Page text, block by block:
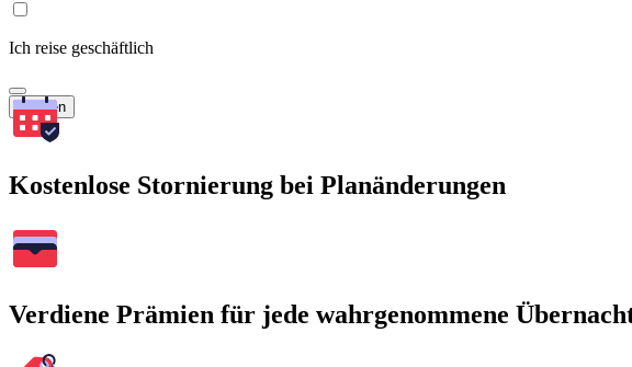
Ich reise geschäftlich
Suchen
Kostenlose Stornierung bei Planänderungen
Verdiene Prämien für jede wahrgenommene